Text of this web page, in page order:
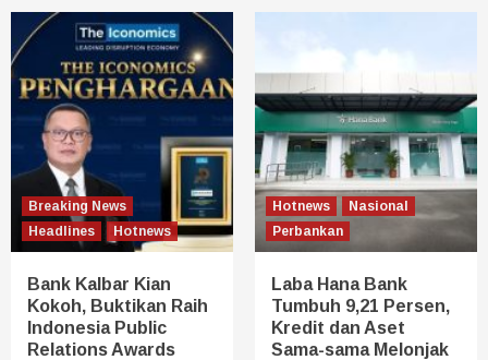
Breaking News
Headlines
Hotnews
Bank Kalbar Kian
Kokoh, Buktikan Raih
Indonesia Public
Relations Awards
Hotnews
Nasional
Perbankan
Laba Hana Bank
Tumbuh 9,21 Persen,
Kredit dan Aset
Sama-sama Melonjak